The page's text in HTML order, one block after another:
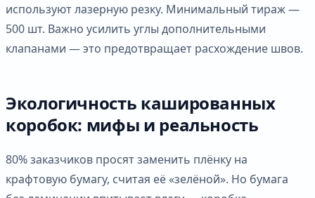
используют лазерную резку. Минимальный тираж —
500 шт. Важно усилить углы дополнительными
клапанами — это предотвращает расхождение швов.
Экологичность кашированных
коробок: мифы и реальность
80% заказчиков просят заменить плёнку на
крафтовую бумагу, считая её «зелёной». Но бумага